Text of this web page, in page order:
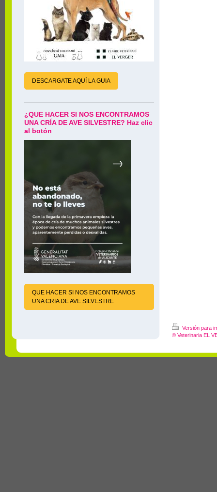
DESCARGATE AQUÍ LA GUIA
¿QUE HACER SI NOS ENCONTRAMOS
UNA CRÍA DE AVE SILVESTRE? Haz clic
al botón
QUE HACER SI NOS ENCONTRAMOS
UNA CRIA DE AVE SILVESTRE
Versión para
© Veterinaria EL